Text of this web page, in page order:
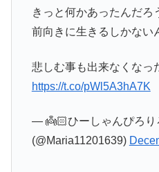
きっと何かあったんだろ
前向きに生きるしかない
悲しむ事も出来なくなっ
https://t.co/pWl5A3hA7K
— 👼🏻ひーしゃんぴろり
(@Maria11201639)